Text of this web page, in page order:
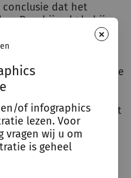
×
of infographics
lezen. Voor
vragen wij u om
is geheel
conclusie dat het
Daarbij volgde hij
nieuwe arrest. Men
een stuk grond
op een hoogte
beantwoordt ook deze
van het bouwverbod.
op een stuk
Daardoor zal het
gaat het over een
Daarnaast gaat
om een relatief grote